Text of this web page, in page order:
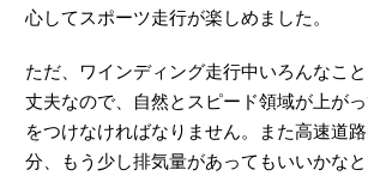
心してスポーツ走行が楽しめました。
ただ、ワインディング走行中いろんなこ
丈夫なので、自然とスピード領域が上が
をつけなければなりません。また高速道
分、もう少し排気量があってもいいかなと